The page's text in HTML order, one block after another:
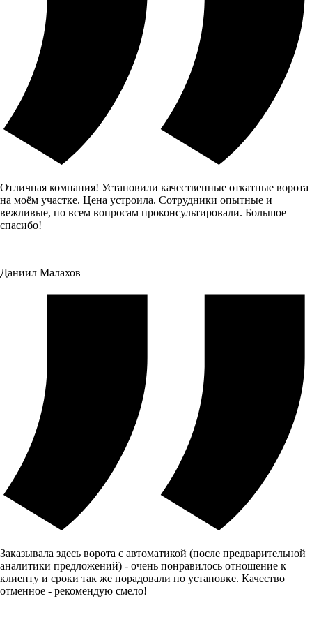
Отличная компания! Установили качественные откатные ворота
на моём участке. Цена устроила. Сотрудники опытные и
вежливые, по всем вопросам проконсультировали. Большое
спасибо!
Даниил Малахов
Заказывала здесь ворота с автоматикой (после предварительной
аналитики предложений) - очень понравилось отношение к
клиенту и сроки так же порадовали по установке. Качество
отменное - рекомендую смело!